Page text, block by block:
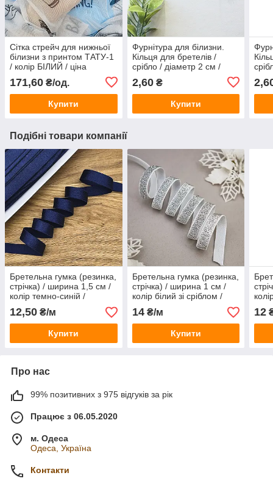
Сітка стрейч для нижньої
білизни з принтом ТАТУ-1
/ колір БІЛИЙ / ціна
171,60 ₴/од.
Купити
Фурнітура для білизни.
Кільця для бретелів /
срібло / діаметр 2 см /
2,60₴
Купити
Подібні товари компанії
Бретельна гумка (резинка,
стрічка) / ширина 1,5 см /
колір темно-синій /
замовлення від 1 метра
12,50 ₴/м
Купити
Бретельна гумка (резинка,
стрічка) / ширина 1 см /
колір білий зі сріблом /
замовлення від 1 метра
14₴/м
Купити
від
12
Про нас
99% позитивних з 975 відгуків за рік
Працює з 06.05.2020
м. Одеса
Одеса, Україна
Контакти